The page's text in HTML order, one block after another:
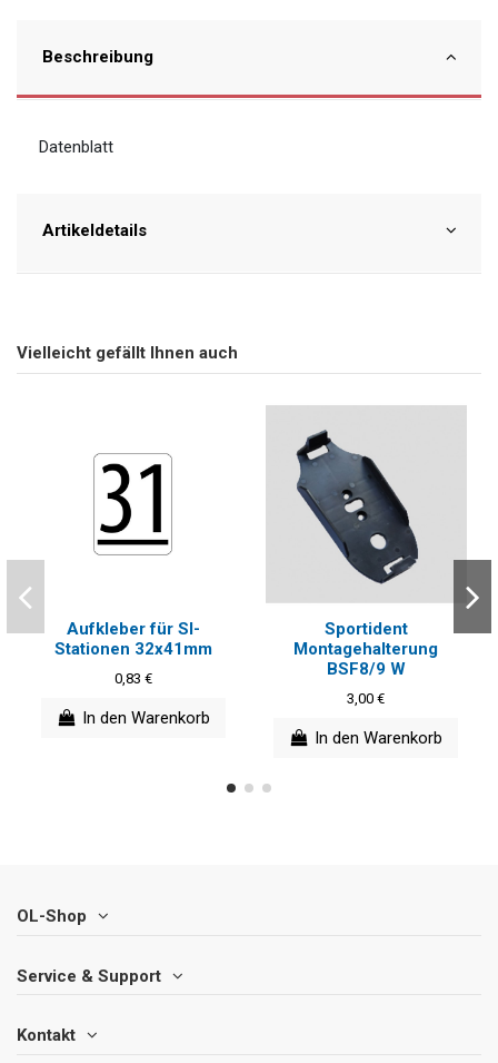
Beschreibung
Datenblatt
Artikeldetails
Vielleicht gefällt Ihnen auch
Aufkleber für SI-
Stationen 32x41mm
0,83 €
In den Warenkorb
Sportident
Montagehalterung
BSF8/9 W
3,00 €
In den Warenkorb
OL-Shop
Service & Support
Kontakt